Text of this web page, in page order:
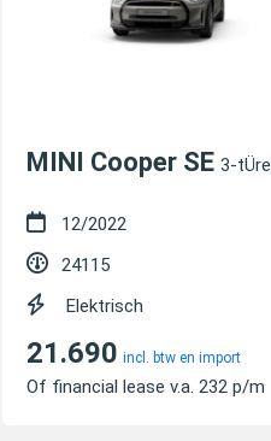
MINI Cooper SE 3-tÜrer
12/2022
24115
Elektrisch
21.690 incl. btw en import
Of financial lease v.a. 232 p/m